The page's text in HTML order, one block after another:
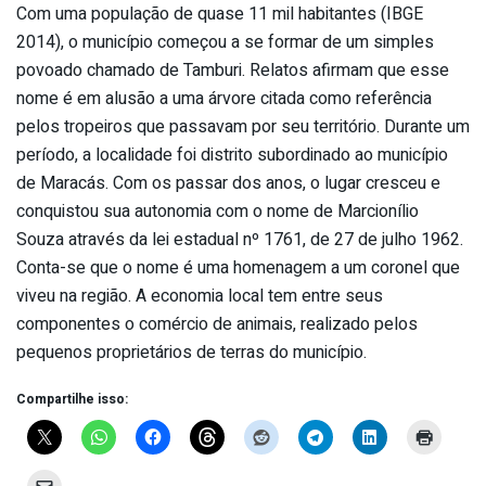
Com uma população de quase 11 mil habitantes (IBGE
2014), o município começou a se formar de um simples
povoado chamado de Tamburi. Relatos afirmam que esse
nome é em alusão a uma árvore citada como referência
pelos tropeiros que passavam por seu território. Durante um
período, a localidade foi distrito subordinado ao município
de Maracás. Com os passar dos anos, o lugar cresceu e
conquistou sua autonomia com o nome de Marcionílio
Souza através da lei estadual nº 1761, de 27 de julho 1962.
Conta-se que o nome é uma homenagem a um coronel que
viveu na região. A economia local tem entre seus
componentes o comércio de animais, realizado pelos
pequenos proprietários de terras do município.
Compartilhe isso: